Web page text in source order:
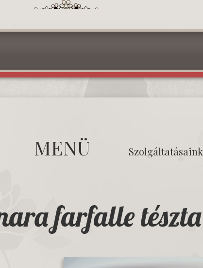
MENÜ Szolgáltatásaink
farfalle tészta